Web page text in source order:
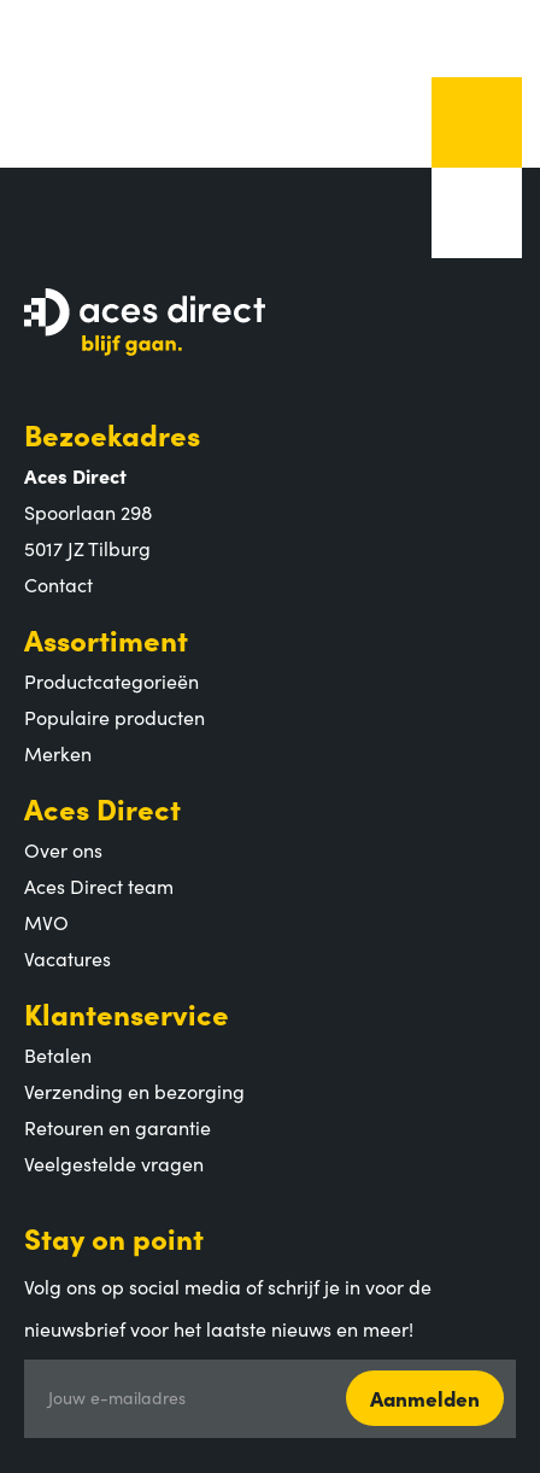
Bezoekadres
Aces Direct
Spoorlaan 298
5017 JZ Tilburg
Contact
Assortiment
Productcategorieën
Populaire producten
Merken
Aces Direct
Over ons
Aces Direct team
MVO
Vacatures
Klantenservice
Betalen
Verzending en bezorging
Retouren en garantie
Veelgestelde vragen
Stay on point
Volg ons op social media of schrijf je in voor de
nieuwsbrief voor het laatste nieuws en meer!
Jouw e-mailadres Aanmelden